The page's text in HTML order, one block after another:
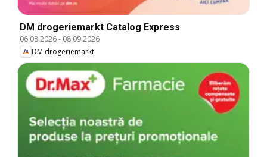
DM drogeriemarkt Catalog Express
06.08.2026- 08.09.2026
DM drogeriemarkt